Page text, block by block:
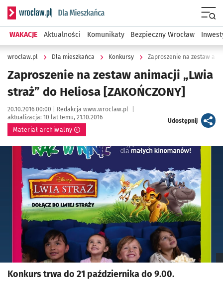
Serwis informacyjny wroclaw.pl podserwis: Dla mieszkańca
WAKACJE Aktualności Komunikaty Bezpieczny Wrocław
wroclaw.pl Dla mieszkańca Konkursy Zaproszenie na zestaw
Zaproszenie na zestaw animacji „Lwia
straż” do Heliosa [ZAKOŃCZONY]
Data publikacji:
20.10.2016 00:00 | Autor:
Redakcja www.wroclaw.pl
aktualizacja: 10 lat temu, 21.10.2016
Materiał archiwalny
Udostępnijartykuł
Kliknij, aby powiększyć
Konkurs trwa do 21 października do 9.00.